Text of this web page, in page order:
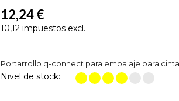
12,24 €
10,12 impuestos excl.
Portarrollo q-connect para embalaje para
Nivel de stock: